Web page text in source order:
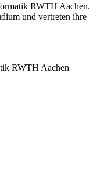
RWTH Aachen.
und vertreten ihre
RWTH Aachen